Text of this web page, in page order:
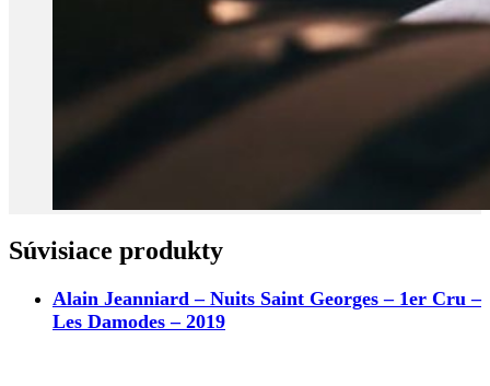
Súvisiace produkty
Alain Jeanniard – Nuits Saint Georges – 1er Cru –
Les Damodes – 2019